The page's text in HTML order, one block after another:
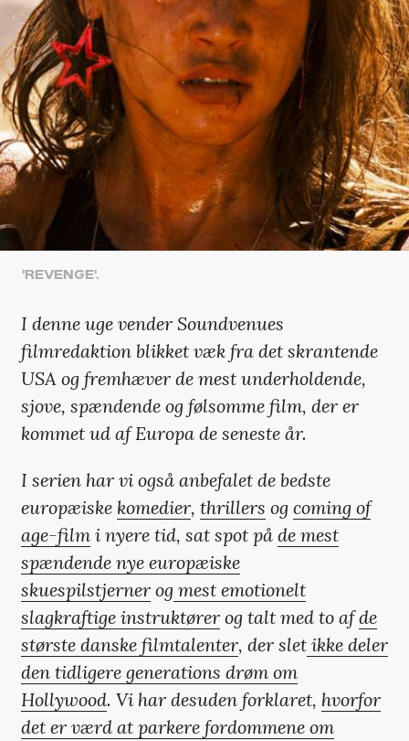
'REVENGE'.
I denne uge vender Soundvenues
filmredaktion blikket væk fra det skrantende
USA og fremhæver de mest underholdende,
sjove, spændende og følsomme film, der er
kommet ud af Europa de seneste år.
I serien har vi også anbefalet de bedste
europæiske komedier, thrillers og coming of
age-filmi nyere tid, sat spot på de mest
spændende nye europæiske
skuespilstjernerog mest emotionelt
slagkraftige instruktørerog talt med to afde
største danske filmtalenter, der sletikke deler
den tidligere generations drøm om
Hollywood. Vi har desuden forklaret, hvorfor
det er værd at parkere fordommene om